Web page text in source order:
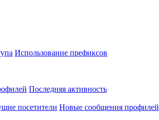
Использование префиксов
Последняя активность
посетители Новые сообщения профилей